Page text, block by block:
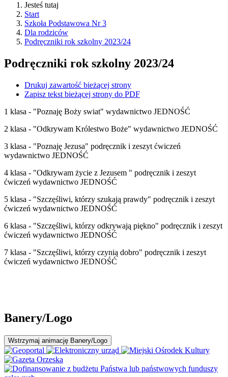
Jesteś tutaj
Start
Szkoła Podstawowa Nr 3
Dla rodziców
Podręczniki rok szkolny 2023/24
Podręczniki rok szkolny 2023/24
Drukuj zawartość bieżącej strony
Zapisz tekst bieżącej strony do PDF
1 klasa - "Poznaję Boży swiat" wydawnictwo JEDNOŚĆ
2 klasa - "Odkrywam Królestwo Boże" wydawnictwo JEDNOŚĆ
3 klasa - "Poznaję Jezusa" podręcznik i zeszyt ćwiczeń
wydawnictwo JEDNOŚĆ
4 klasa - "Odkrywam życie z Jezusem " podręcznik i zeszyt
ćwiczeń wydawnictwo JEDNOŚĆ
5 klasa - "Szczęśliwi, którzy szukają prawdy" podręcznik i zeszyt
ćwiczeń wydawnictwo JEDNOŚĆ
6 klasa - "Szczęśliwi, którzy odkrywają piękno" podręcznik i zeszyt
ćwiczeń wydawnictwo JEDNOŚĆ
7 klasa - "Szczęśliwi, którzy czynią dobro" podręcznik i zeszyt
ćwiczeń wydawnictwo JEDNOŚĆ
Banery/Logo
Wstrzymaj animację Banery/Logo